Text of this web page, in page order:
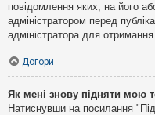
повідомлення яких, на його
адміністратором перед
адміністратора для
Догори
Як мені знову підняти мою
Натиснувши на посилання